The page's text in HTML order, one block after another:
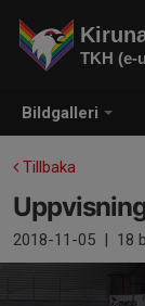
Bildgalleri
TKH (e-
Tillbaka
2018-11-05 | 18